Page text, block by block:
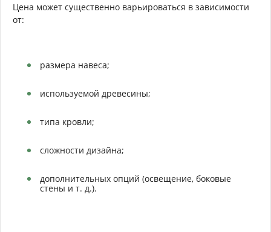
Цена может существенно варьироваться в зависимости
от:
размера навеса;
используемой древесины;
типа кровли;
сложности дизайна;
дополнительных опций (освещение, боковые
стены и т. д.).